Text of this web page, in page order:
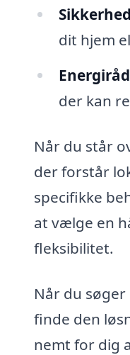
dit hjem
der kan
Når du står
der forstår
specifikke
at vælge en
fleksibilitet.
Når du
finde den
nemt for dig